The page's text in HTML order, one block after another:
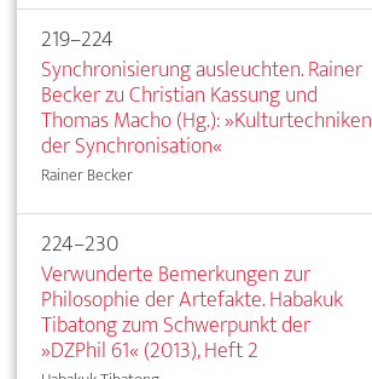
219–224
Synchronisierung ausleuchten. Rainer
Becker zu Christian Kassung und
Thomas Macho (Hg.): »Kulturtechniken
der Synchronisation«
Rainer Becker
224–230
Verwunderte Bemerkungen zur
Philosophie der Artefakte. Habakuk
Tibatong zum Schwerpunkt der
»DZPhil 61« (2013), Heft 2